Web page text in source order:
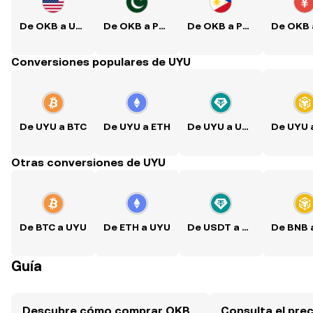
De OKB a USD De OKB a PKR De OKB a PHP
Conversiones populares de UYU
De UYU a BTC De UYU a ETH De UYU a USDT
Otras conversiones de UYU
De BTC a UYU De ETH a UYU De USDT a UYU
Guía